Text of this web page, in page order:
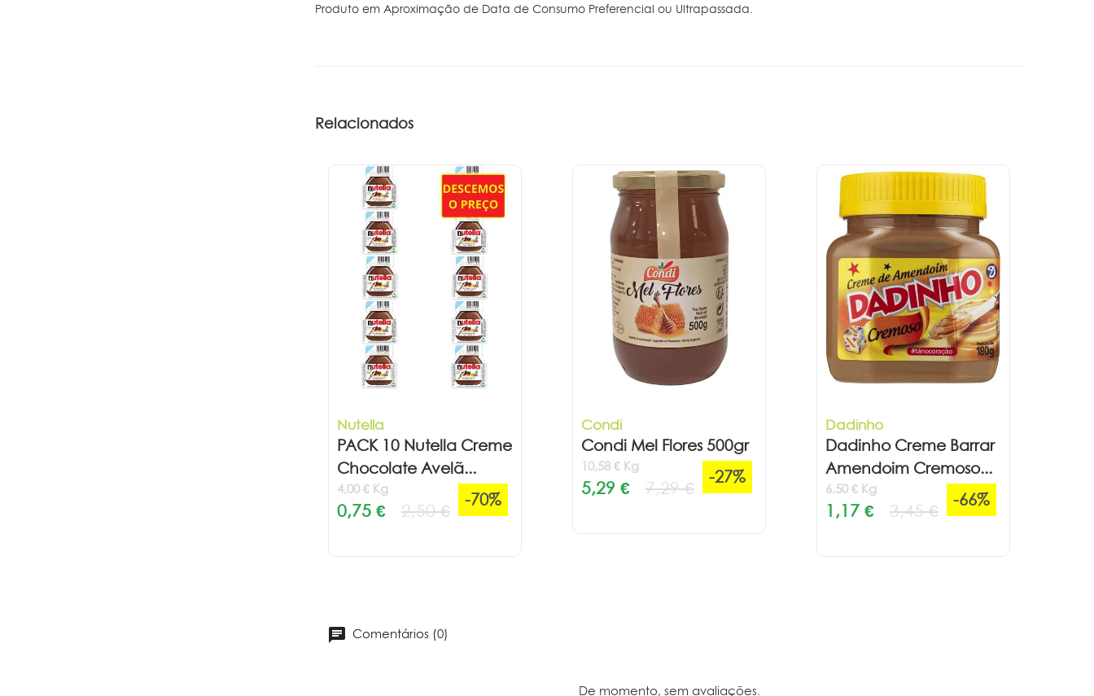
Produto em Aproximação de Data de Consumo Preferencial ou Ultrapassada.
Relacionados
Nutella
PACK 10 Nutella Creme
Chocolate Avelã...
4,00 € Kg
0,75 € 2,50 €
-70%
Condi
Condi Mel Flores 500gr
10,58 € Kg
5,29 € 7,29 €
-27%
Dadinho
Dadinho Creme Barrar
Amendoim Cremoso...
6,50 € Kg
1,17 € 3,45 €
-66%
Comentários (0)
De momento, sem avaliações.